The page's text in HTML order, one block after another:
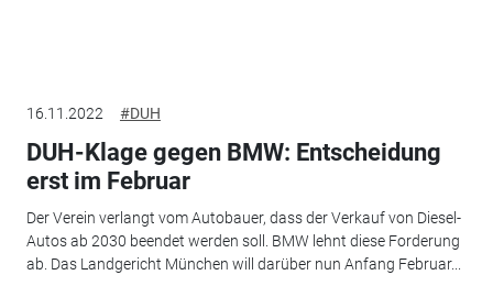
16.11.2022 #DUH
DUH-Klage gegen BMW: Entscheidung
erst im Februar
Der Verein verlangt vom Autobauer, dass der Verkauf von Diesel-
Autos ab 2030 beendet werden soll. BMW lehnt diese Forderung
ab. Das Landgericht München will darüber nun Anfang Februar...